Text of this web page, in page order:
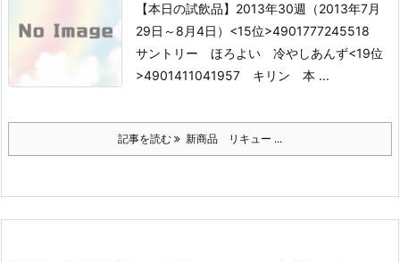
【本日の試飲品】2013年30週（2013年7月
29日～8月4日） <15位>4901777245518
サントリー ほろよい 冷やしあんず<19位
>4901411041957 キリン 本 ...
記事を読む 新商品 リキュー ...